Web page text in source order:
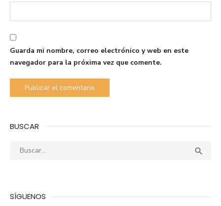
Guarda mi nombre, correo electrónico y web en este
navegador para la próxima vez que comente.
BUSCAR
Buscar: 
SÍGUENOS